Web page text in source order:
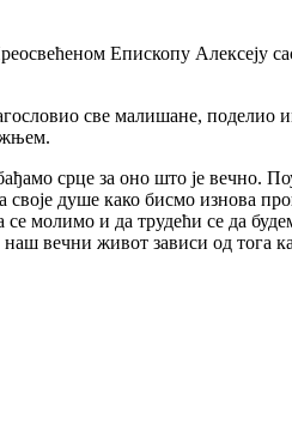
Епископу Алексеју
све малишане,
срце за оно што је вечно.
своје душе како бисмо изнова
се молимо и да трудећи се да
вечни живот зависи од тога